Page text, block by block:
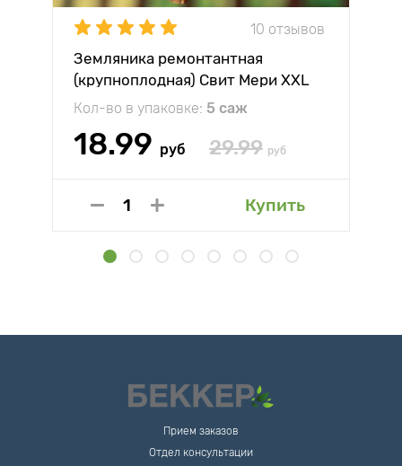
10 отзывов
Земляника ремонтантная
(крупноплодная) Свит Мери XXL
Кол-во в упаковке: 5 саж
18.99 руб 29.99 руб
Купить
Прием заказов
Отдел консультации